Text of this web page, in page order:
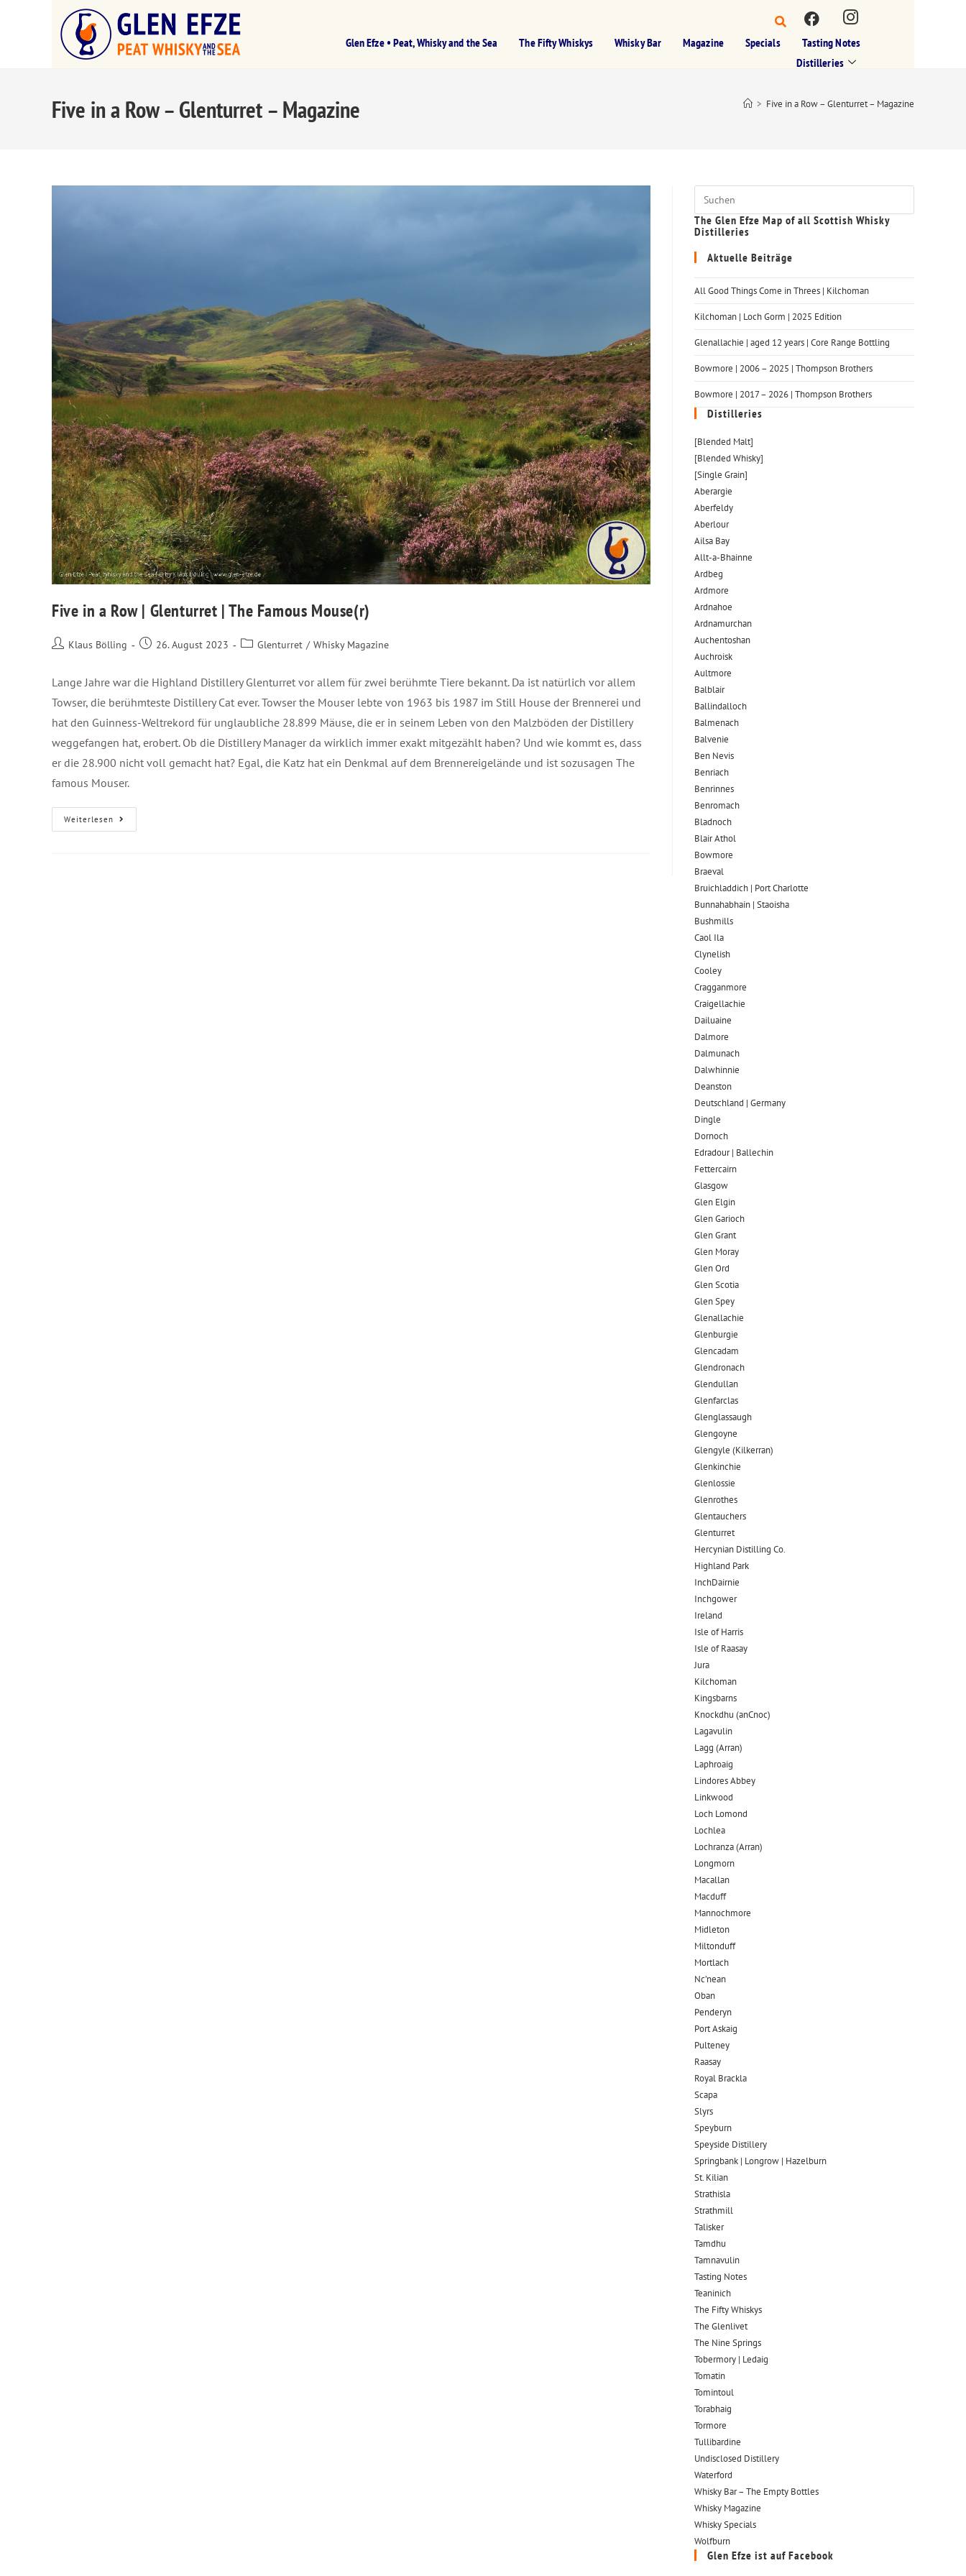
Glen Efze • Peat, Whisky and the Sea The Fifty Whiskys Whisky Bar Magazine Specials
Tasting Notes
Distilleries
Five in a Row – Glenturret – Magazine > Five in a Row – Glenturret – Magazine
Five in a Row | Glenturret | The Famous Mouse(r)
Klaus Bölling 26. August 2023 Glenturret / Whisky Magazine
Lange Jahre war die Highland Distillery Glenturret vor allem für zwei berühmte Tiere bekannt. Da ist natürlich vor allem
Towser, die berühmteste Distillery Cat ever. Towser the Mouser lebte von 1963 bis 1987 im Still House der Brennerei und
hat den Guinness-Weltrekord für unglaubliche 28.899 Mäuse, die er in seinem Leben von den Malzböden der Distillery
weggefangen hat, erobert. Ob die Distillery Manager da wirklich immer exakt mitgezählt haben? Und wie kommt es, dass
er die 28.900 nicht voll gemacht hat? Egal, die Katz hat ein Denkmal auf dem Brennereigelände und ist sozusagen The
famous Mouser.
Weiterlesen
The Glen Efze Map of all Scottish Whisky
Distilleries
Aktuelle Beiträge
All Good Things Come in Threes | Kilchoman
Kilchoman | Loch Gorm​ | 2025 Edition
Glenallachie | aged 12 years | Core Range Bottling
Bowmore | 2006 – 2025 | Thompson Brothers
Bowmore | 2017 – 2026 | Thompson Brothers
Distilleries
[Blended Malt]
[Blended Whisky]
[Single Grain]
Aberargie
Aberfeldy
Aberlour
Ailsa Bay
Allt-a-Bhainne
Ardbeg
Ardmore
Ardnahoe
Ardnamurchan
Auchentoshan
Auchroisk
Aultmore
Balblair
Ballindalloch
Balmenach
Balvenie
Ben Nevis
Benriach
Benrinnes
Benromach
Bladnoch
Blair Athol
Bowmore
Braeval
Bruichladdich | Port Charlotte
Bunnahabhain | Staoisha
Bushmills
Caol Ila
Clynelish
Cooley
Cragganmore
Craigellachie
Dailuaine
Dalmore​
Dalmunach
Dalwhinnie
Deanston
Deutschland | Germany
Dingle
Dornoch
Edradour | Ballechin
Fettercairn
Glasgow
Glen Elgin
Glen Garioch
Glen Grant
Glen Moray
Glen Ord
Glen Scotia
Glen Spey
Glenallachie
Glenburgie
Glencadam
Glendronach
Glendullan
Glenfarclas
Glenglassaugh
Glengoyne
Glengyle (Kilkerran)
Glenkinchie
Glenlossie
Glenrothes
Glentauchers
Glenturret
Hercynian Distilling Co.
Highland Park
InchDairnie
Inchgower
Ireland
Isle of Harris
Isle of Raasay
Jura
Kilchoman
Kingsbarns
Knockdhu (anCnoc)
Lagavulin
Lagg (Arran)
Laphroaig
Lindores Abbey
Linkwood
Loch Lomond
Lochlea
Lochranza (Arran)
Longmorn
Macallan
Macduff
Mannochmore
Midleton
Miltonduff
Mortlach
Nc’nean
Oban
Penderyn
Port Askaig
Pulteney
Raasay
Royal Brackla
Scapa
Slyrs
Speyburn
Speyside Distillery
Springbank | Longrow | Hazelburn
St. Kilian
Strathisla
Strathmill
Talisker
Tamdhu
Tamnavulin
Tasting Notes
Teaninich
The Fifty Whiskys
The Glenlivet
The Nine Springs
Tobermory | Ledaig
Tomatin
Tomintoul
Torabhaig
Tormore
Tullibardine
Undisclosed Distillery
Waterford
Whisky Bar – The Empty Bottles
Whisky Magazine
Whisky Specials
Wolfburn
Glen Efze ist auf Facebook